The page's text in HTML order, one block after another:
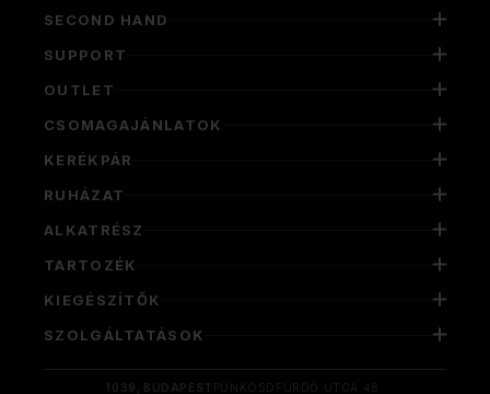
SECOND HAND
SUPPORT
OUTLET
CSOMAGAJÁNLATOK
KERÉKPÁR
RUHÁZAT
ALKATRÉSZ
TARTOZÉK
KIEGÉSZÍTŐK
SZOLGÁLTATÁSOK
1039, BUDAPEST PÜNKÖSDFÜRDŐ UTCA 48.